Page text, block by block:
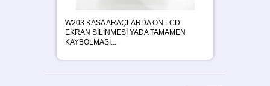
W203 KASA ARAÇLARDA ÖN LCD
EKRAN SİLİNMESİ YADA TAMAMEN
KAYBOLMASI...